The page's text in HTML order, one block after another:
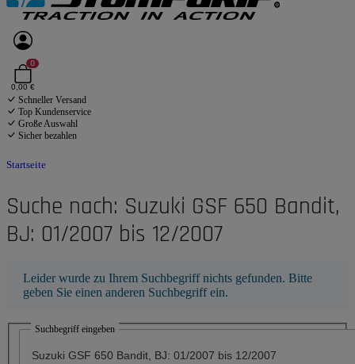
0
0,00 €
Schneller Versand
Top Kundenservice
Große Auswahl
Sicher bezahlen
Startseite
Suche nach: Suzuki GSF 650 Bandit,
BJ: 01/2007 bis 12/2007
x
Leider wurde zu Ihrem Suchbegriff nichts gefunden. Bitte
geben Sie einen anderen Suchbegriff ein.
Suchbegriff eingeben